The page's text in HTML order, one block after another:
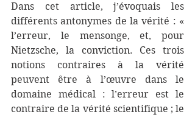
Dans cet article, j’évoquais les
différents antonymes de la vérité : «
l’erreur, le mensonge, et, pour
Nietzsche, la conviction. Ces trois
notions contraires à la vérité
peuvent être à l’œuvre dans le
domaine médical : l’erreur est le
contraire de la vérité scientifique ; le